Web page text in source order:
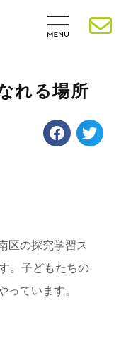
れる場所
区の探究学習ス
。子どもたちの
っています。